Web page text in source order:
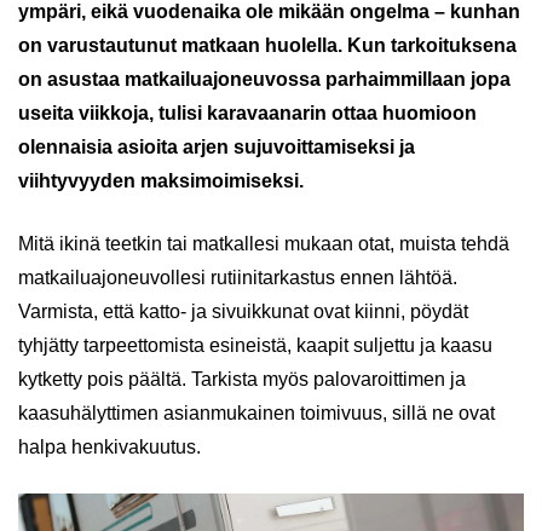
ympäri, eikä vuodenaika ole mikään ongelma – kunhan
on varustautunut matkaan huolella. Kun tarkoituksena
on asustaa matkailuajoneuvossa parhaimmillaan jopa
useita viikkoja, tulisi karavaanarin ottaa huomioon
olennaisia asioita arjen sujuvoittamiseksi ja
viihtyvyyden maksimoimiseksi.
Mitä ikinä teetkin tai matkallesi mukaan otat, muista tehdä
matkailuajoneuvollesi rutiinitarkastus ennen lähtöä.
Varmista, että katto- ja sivuikkunat ovat kiinni, pöydät
tyhjätty tarpeettomista esineistä, kaapit suljettu ja kaasu
kytketty pois päältä. Tarkista myös palovaroittimen ja
kaasuhälyttimen asianmukainen toimivuus, sillä ne ovat
halpa henkivakuutus.